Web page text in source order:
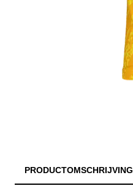
PRODUCTOMSCHRIJVING